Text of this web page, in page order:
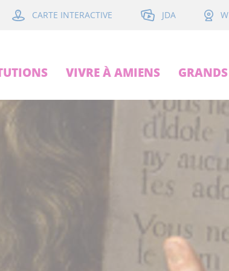
CARTE INTERACTIVE JDA
VIVRE À AMIENS